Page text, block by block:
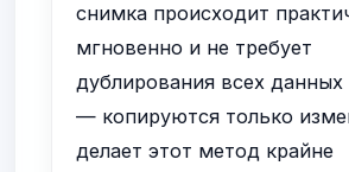
снимка происходит
мгновенно и не требует
дублирования всех данных
— копируются только
делает этот метод крайне